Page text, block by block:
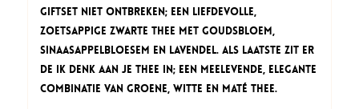
Giftset niet ontbreken; een liefdevolle,
zoetsappige Zwarte thee met goudsbloem,
sinaasappelbloesem en lavendel. Als laatste zit er
de Ik Denk aan Je thee in; een meelevende, elegante
combinatie van Groene, Witte en Maté thee.